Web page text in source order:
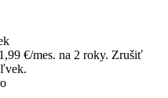
€/mes. na 2 roky. Zrušiť